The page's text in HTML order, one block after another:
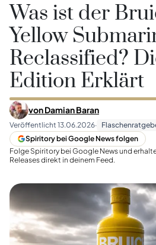
Was ist der
Yellow
Reclassified?
Edition Erklärt
vonDamian Baran
Veröffentlicht 13.06.2026·
Spiritory bei Google News folgen
Folge Spiritory bei Google News und
Releases direkt in deinem Feed.